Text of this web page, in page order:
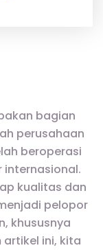
bagian
perusahaan
beroperasi
kualitas dan
pelopor
khususnya
ini, kita